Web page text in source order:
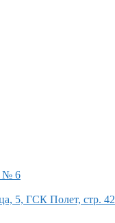
№ 6
5, ГСК Полет, стр.